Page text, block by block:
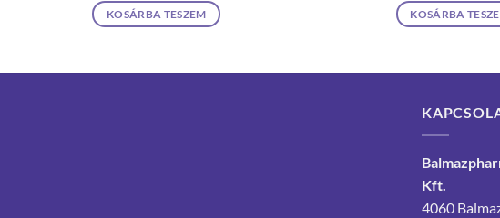
KOSÁRBA TESZEM KOSÁRBA
Kft.
4060